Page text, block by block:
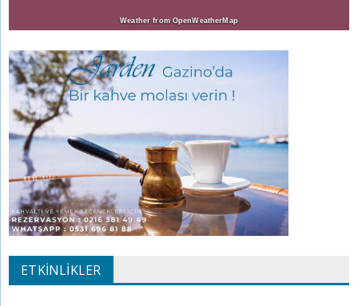
Weather from OpenWeatherMap
ETKINLIKLER